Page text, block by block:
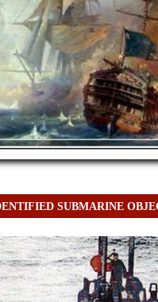
SUBMARINE